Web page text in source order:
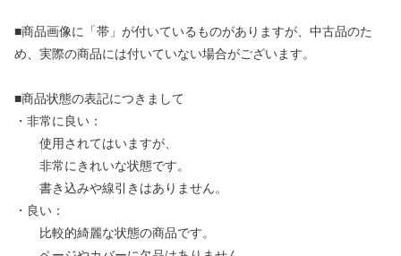
■商品画像に「帯」が付いているものがありますが、中古品のた
め、実際の商品には付いていない場合がございます。
■商品状態の表記につきまして
・非常に良い：
使用されてはいますが、
非常にきれいな状態です。
書き込みや線引きはありません。
・良い：
比較的綺麗な状態の商品です。